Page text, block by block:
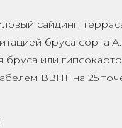
сайдинг,
бруса сорта
бруса или
ВВНГ на 25